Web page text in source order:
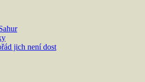
jich není dost